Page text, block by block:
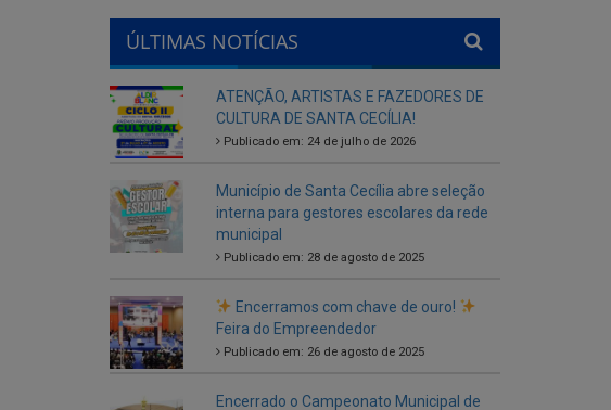
CULTURA DE SANTA CECÍLIA!
Município de Santa Cecília abre seleção
interna para gestores escolares da rede
municipal
Encerramos com chave de ouro!
Feira do Empreendedor
Publicado em: 26 de agosto de 2025
Encerrado o Campeonato Municipal de
Futebol – Série B 2025 em Santa Cecília-
PB